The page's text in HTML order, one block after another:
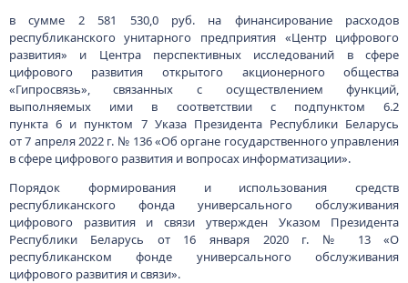
в сумме 2 581 530,0 руб. на финансирование расходов
республиканского унитарного предприятия «Центр цифрового
развития» и Центра перспективных исследований в сфере
цифрового развития открытого акционерного общества
«Гипросвязь», связанных с осуществлением функций,
выполняемых ими в соответствии с подпунктом 6.2
пункта 6 и пунктом 7 Указа Президента Республики Беларусь
от 7 апреля 2022 г. № 136 «Об органе государственного управления
в сфере цифрового развития и вопросах информатизации».
Порядок формирования и использования средств
республиканского фонда универсального обслуживания
цифрового развития и связи утвержден Указом Президента
Республики Беларусь от 16 января 2020 г. № 13 «О
республиканском фонде универсального обслуживания
цифрового развития и связи».